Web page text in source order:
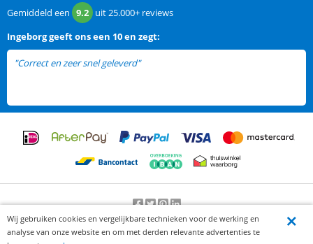
Gemiddeld een 9.2 uit25.000+ reviews
Ingeborggeeft ons een 10 en zegt:
"Correct en zeer snel geleverd"
Beoordeling door klanten:9.2/10-25000beoordelingen
Wij gebruiken cookies en vergelijkbare technieken voor de werking en
analyse van onze website en om met derden relevante advertenties te